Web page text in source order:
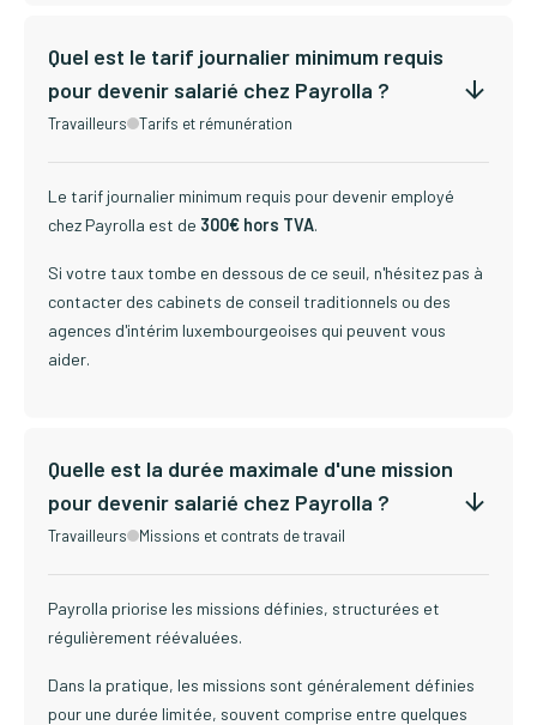
Quel est le tarif journalier minimum requis
pour devenir salarié chez Payrolla ?
Travailleurs Tarifs et rémunération
Le tarif journalier minimum requis pour devenir employé
chez Payrolla est de 300€ hors TVA.
Si votre taux tombe en dessous de ce seuil, n'hésitez pas à
contacter des cabinets de conseil traditionnels ou des
agences d'intérim luxembourgeoises qui peuvent vous
aider.
Quelle est la durée maximale d'une mission
pour devenir salarié chez Payrolla ?
Travailleurs Missions et contrats de travail
Payrolla priorise les missions définies, structurées et
régulièrement réévaluées.
Dans la pratique, les missions sont généralement définies
pour une durée limitée, souvent comprise entre quelques